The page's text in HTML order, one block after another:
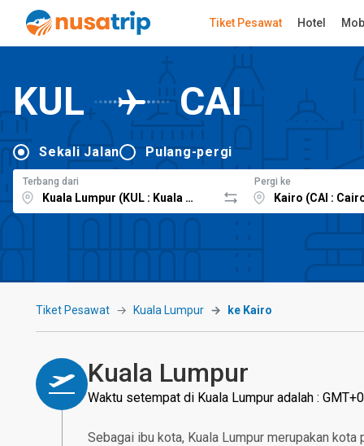
Tiket Pesawat Hotel
KUL CAI
Sekali Jalan Pulang-pergi
Terbang dari Pergi ke
Tiket Pesawat Kuala Lumpur ke Kairo
Kuala Lumpur
Waktu setempat di Kuala Lumpur adalah :
Sebagai ibu kota, Kuala Lumpur merupakan